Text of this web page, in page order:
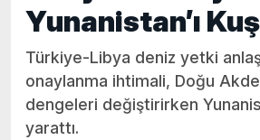
Yunanistan’ı
Türkiye-Libya deniz yetki
onaylanma ihtimali, Doğu
dengeleri değiştirirken
yarattı.